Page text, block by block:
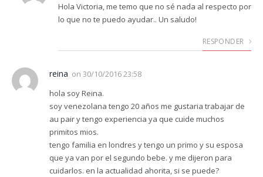
Hola Victoria, me temo que no sé nada al respecto por
lo que no te puedo ayudar.. Un saludo!
RESPONDER
reina on 30/10/2016 23:58
hola soy Reina.
soy venezolana tengo 20 años me gustaria trabajar de
au pair y tengo experiencia ya que cuide muchos
primitos mios.
tengo familia en londres y tengo un primo y su esposa
que ya van por el segundo bebe. y me dijeron para
cuidarlos. en la actualidad ahorita, si se puede?